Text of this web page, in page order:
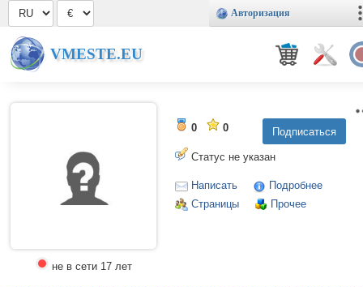
Авторизация
VMESTE.EU
не в сети 17 лет
0 0
Статус не указан
Написать
Подробнее
Страницы
Прочее